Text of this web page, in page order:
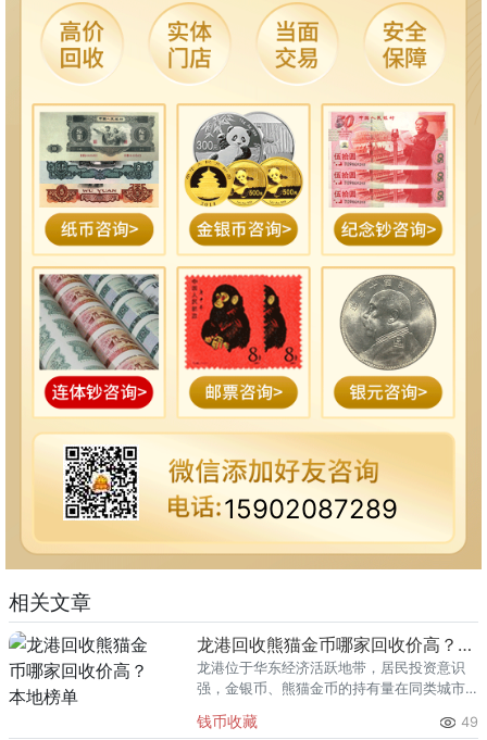
15902087289
相关文章
龙港回收熊猫金币哪家回收价高？本地榜单
龙港位于华东经济活跃地带，居民投资意识
强，金银币、熊猫金币的持有量在同类城市
熊猫金币的需求就明显升温，但鱼龙混杂的
钱币收藏 49